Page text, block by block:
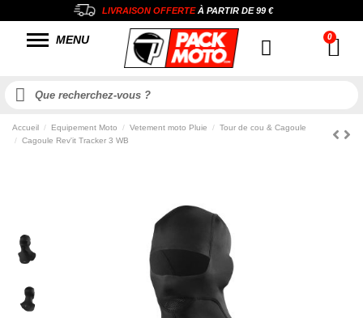
LIVRAISON OFFERTEÀ PARTIR DE99 €
MENU
Accueil Equipement Moto Vetement moto Pluie
Tour de cou & Cagoule
Cagoule Rev'it Tracker 3 WB